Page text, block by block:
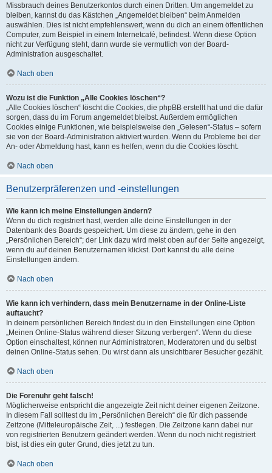
Missbrauch deines Benutzerkontos durch einen Dritten. Um angemeldet zu
bleiben, kannst du das Kästchen „Angemeldet bleiben“ beim Anmelden
auswählen. Dies ist nicht empfehlenswert, wenn du dich an einem öffentlichen
Computer, zum Beispiel in einem Internetcafé, befindest. Wenn diese Option
nicht zur Verfügung steht, dann wurde sie vermutlich von der Board-
Administration ausgeschaltet.
Nach oben
Wozu ist die Funktion „Alle Cookies löschen“?
„Alle Cookies löschen“ löscht die Cookies, die phpBB erstellt hat und die dafür
sorgen, dass du im Forum angemeldet bleibst. Außerdem ermöglichen
Cookies einige Funktionen, wie beispielsweise den „Gelesen“-Status – sofern
sie von der Board-Administration aktiviert wurden. Wenn du Probleme bei der
An- oder Abmeldung hast, kann es helfen, wenn du die Cookies löscht.
Nach oben
Benutzerpräferenzen und -einstellungen
Wie kann ich meine Einstellungen ändern?
Wenn du dich registriert hast, werden alle deine Einstellungen in der
Datenbank des Boards gespeichert. Um diese zu ändern, gehe in den
„Persönlichen Bereich“; der Link dazu wird meist oben auf der Seite angezeigt,
wenn du auf deinen Benutzernamen klickst. Dort kannst du alle deine
Einstellungen ändern.
Nach oben
Wie kann ich verhindern, dass mein Benutzername in der Online-Liste
auftaucht?
In deinem persönlichen Bereich findest du in den Einstellungen eine Option
„Meinen Online-Status während dieser Sitzung verbergen“. Wenn du diese
Option einschaltest, können nur Administratoren, Moderatoren und du selbst
deinen Online-Status sehen. Du wirst dann als unsichtbarer Besucher gezählt.
Nach oben
Die Forenuhr geht falsch!
Möglicherweise entspricht die angezeigte Zeit nicht deiner eigenen Zeitzone.
In diesem Fall solltest du im „Persönlichen Bereich“ die für dich passende
Zeitzone (Mitteleuropäische Zeit, ...) festlegen. Die Zeitzone kann dabei nur
von registrierten Benutzern geändert werden. Wenn du noch nicht registriert
bist, ist dies ein guter Grund, dies jetzt zu tun.
Nach oben